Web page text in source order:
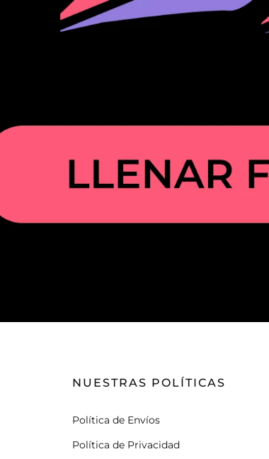
NUESTRAS POLÍTICAS
Política de Envíos
Política de Privacidad